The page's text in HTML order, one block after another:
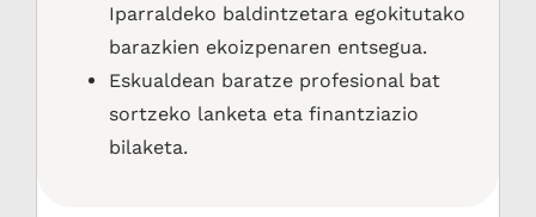
Iparraldeko baldintzetara egokitutako
barazkien ekoizpenaren entsegua.
Eskualdean baratze profesional bat
sortzeko lanketa eta finantziazio
bilaketa.